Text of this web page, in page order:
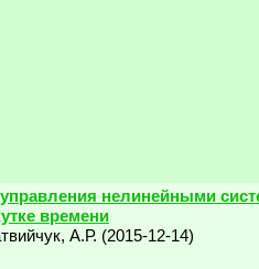
нелинейными
времени
А.Р. (2015-12-14)